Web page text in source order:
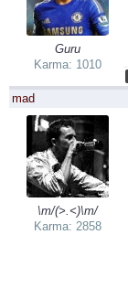
Guru
Karma: 1010
mad
\m/(>.<)\m/
Karma: 2858